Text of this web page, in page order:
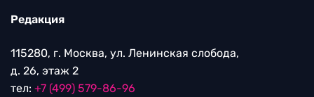
Редакция
115280, г. Москва, ул. Ленинская слобода,
д. 26, этаж 2
тел: +7 (499) 579-86-96